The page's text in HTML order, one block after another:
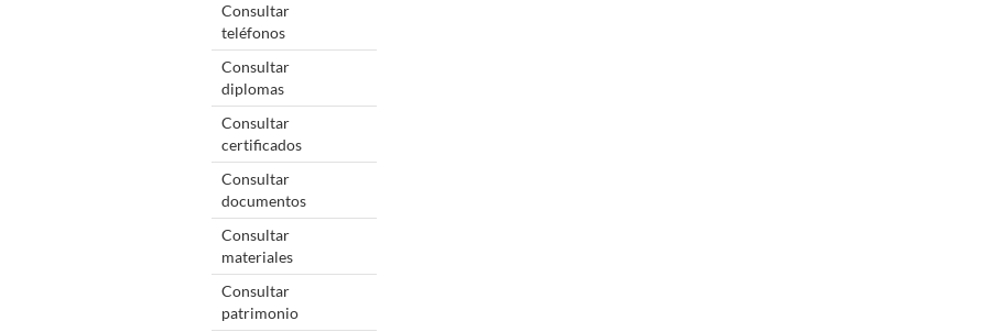
Consultar
teléfonos
Consultar
diplomas
Consultar
certificados
Consultar
documentos
Consultar
materiales
Consultar
patrimonio